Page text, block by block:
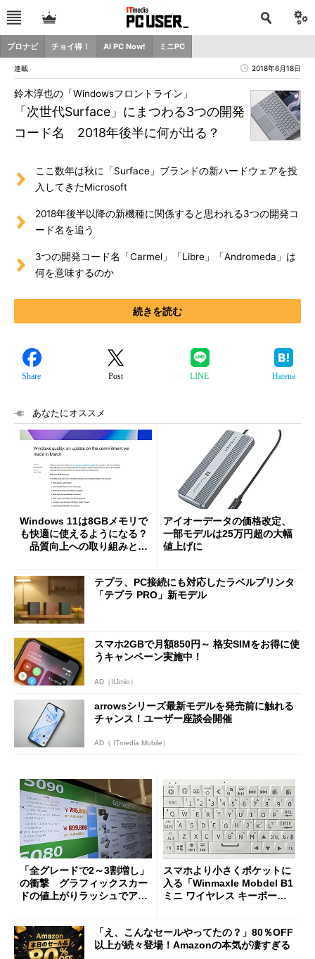
プロナビ チョイ得！ AI PC Now! ミニPC
連載 2018年6月18日
「次世代Surface」にまつわる3つの開発
コード名 2018年後半に何が出る？
鈴木淳也の「Windowsフロントライン」
ここ数年は秋に「Surface」ブランドの新ハードウェアを投
入してきたMicrosoft
2018年後半以降の新機種に関係すると思われる3つの開発コ
ード名を追う
3つの開発コード名「Carmel」「Libre」「Andromeda」は
何を意味するのか
続きを読む
Share Post LINE Hatena
あなたにオススメ
Windows 11は8GBメモリで
も快適に使えるようになる？
品質向上への取り組みと
アイオーデータの価格改定、
一部モデルは25万円超の大幅
値上げに
テプラ、PC接続にも対応したラベルプリンタ
「テプラ PRO」新モデル
スマホ2GBで月額850円～ 格安SIMをお得に使
うキャンペーン実施中！
AD（IIJmio）
arrowsシリーズ最新モデルを発売前に触れる
チャンス！ユーザー座談会開催
AD（ ITmedia Mobile）
「全グレードで2～3割増し」
の衝撃 グラフィックスカー
ドの値上がりラッシュでアキ
スマホより小さくポケットに
入る「Winmaxle Mobdel B1
ミニ ワイヤレス キーボー
「え、こんなセールやってたの？」80％OFF
以上が続々登場！Amazonの本気が凄すぎる